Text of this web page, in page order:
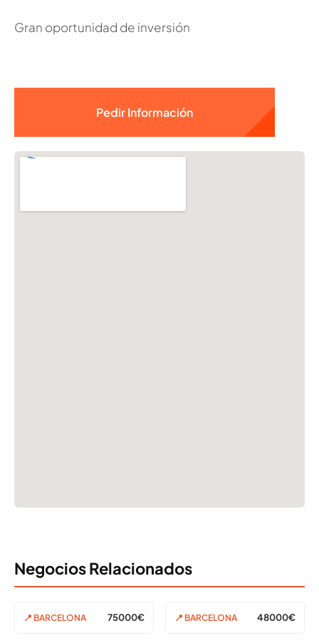
Gran oportunidad de inversión
Pedir Información
Negocios Relacionados
📍 BARCELONA 75000€ 📍 BARCELONA 48000€